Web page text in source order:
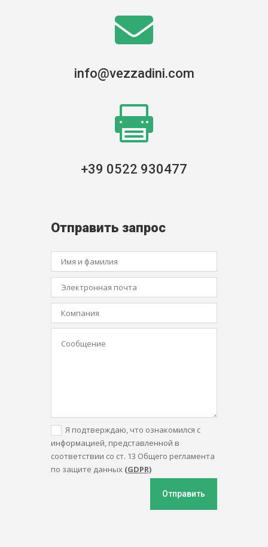

info@vezzadini.com

+39 0522 930477
Отправить запрос
Я подтверждаю, что ознакомился с
информацией, представленной в
соответствии со ст. 13 Общего регламента
по защите данных (GDPR)
Отправить